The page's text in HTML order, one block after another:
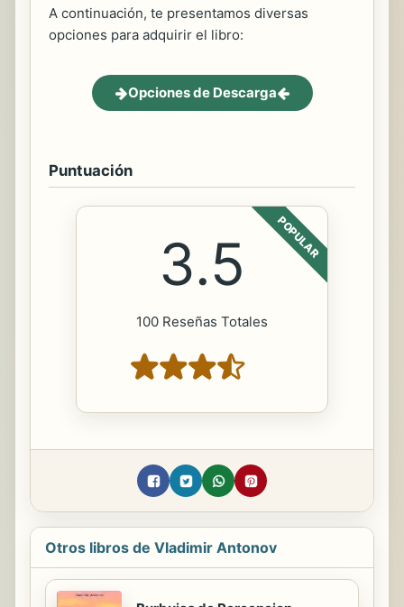
A continuación, te presentamos diversas
opciones para adquirir el libro:
Opciones de Descarga
Puntuación
POPULAR
3.5
100 Reseñas Totales
Otros libros de Vladimir Antonov